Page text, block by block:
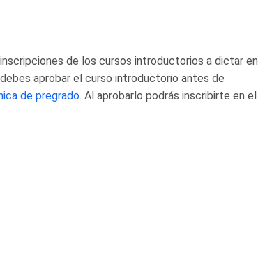
de los cursos introductorios a dictar en
aprobar el curso introductorio antes de
de pregrado. Al aprobarlo podrás inscribirte en el